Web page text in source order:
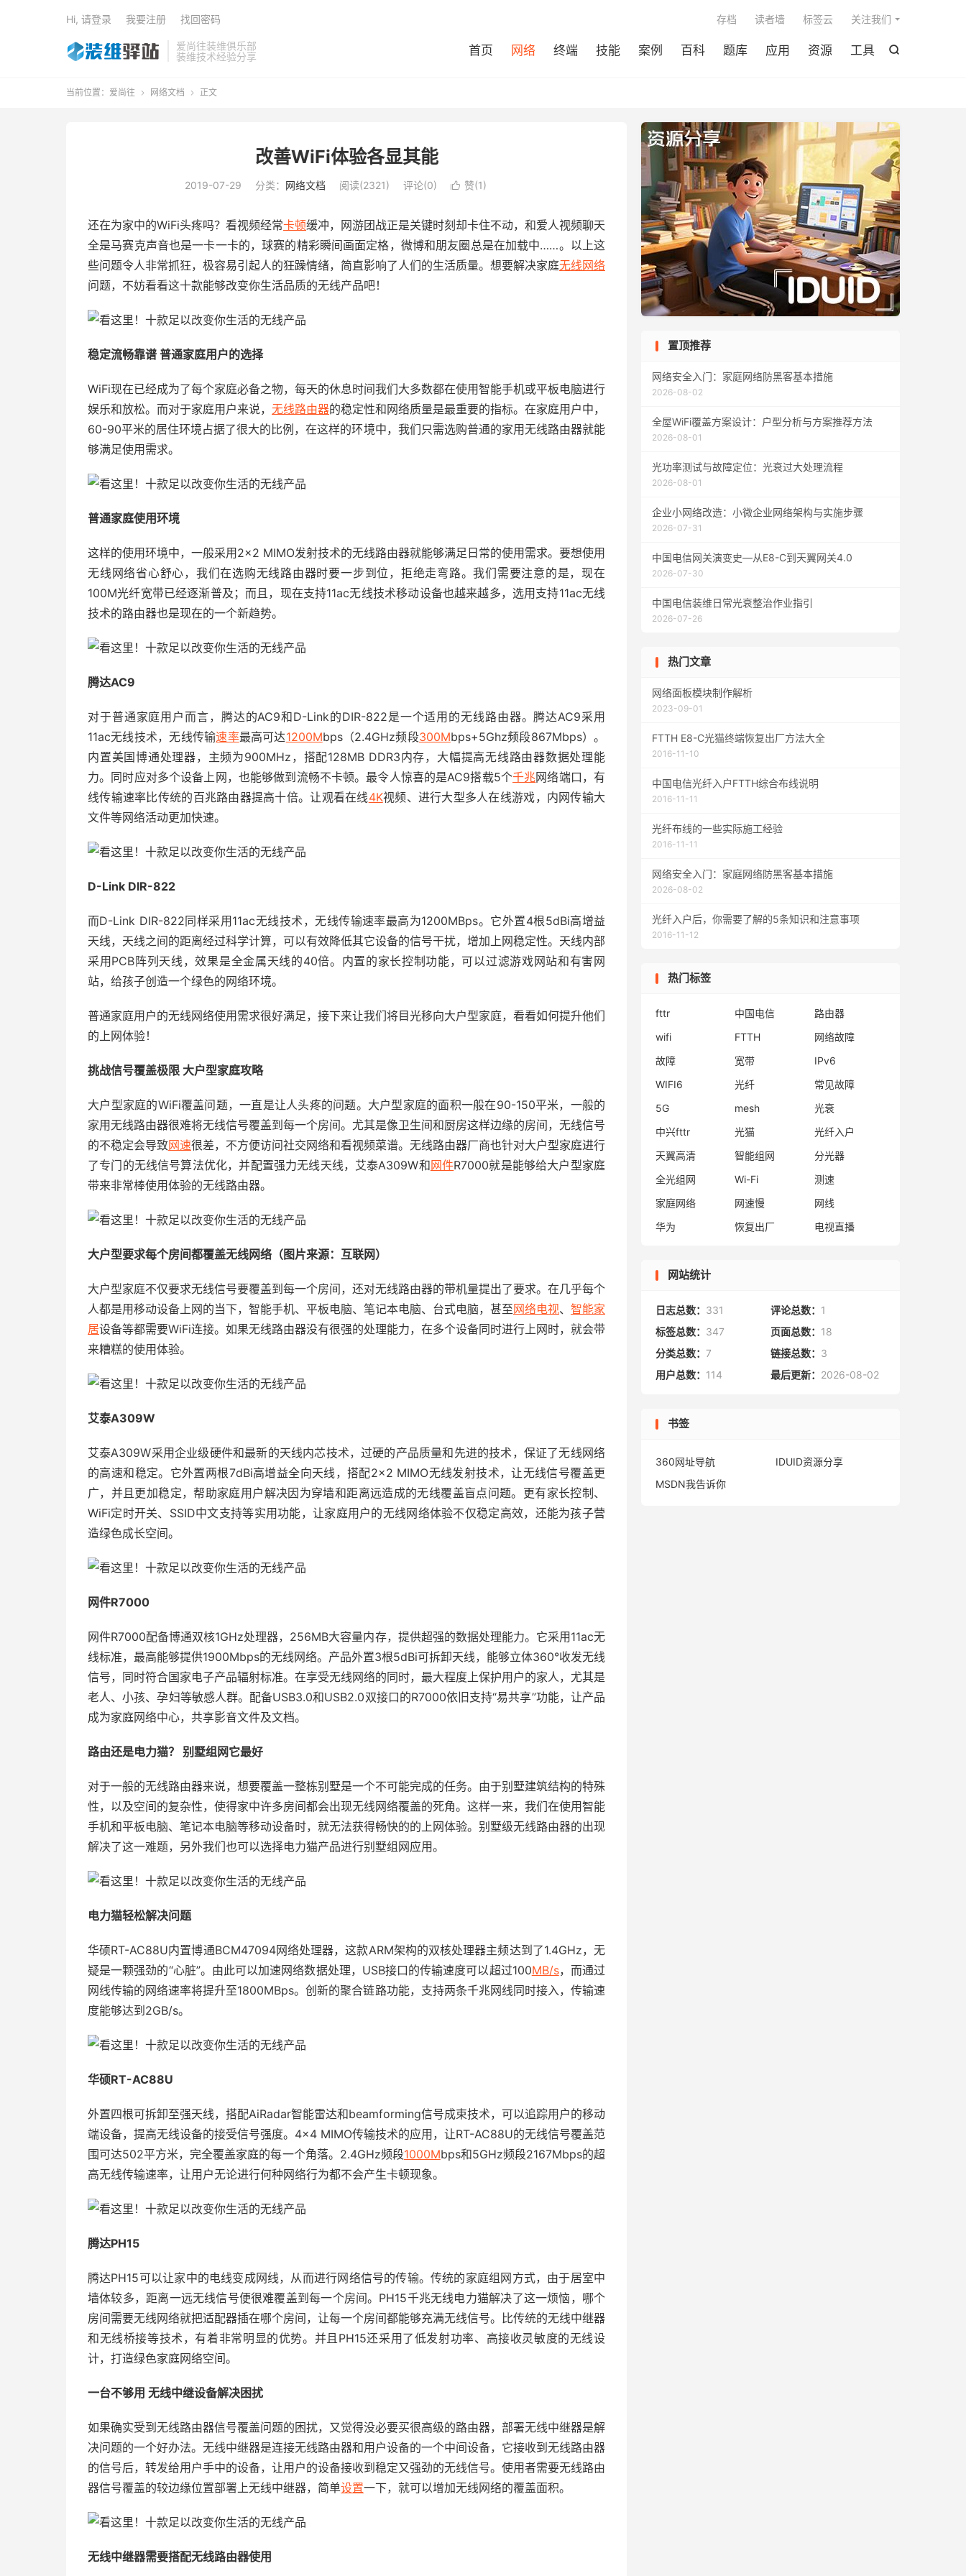
爱尚往装维俱乐部
装维技术经验分享

首页 网络 终端 技能 案例 百科 题库 应用 资源 工具
存档 读者墙 标签云 关注我们
Hi, 请登录 我要注册 找回密码
当前位置： 爱尚往  网络文档  正文
改善WiFi体验各显其能
2019-07-29 分类： 网络文档 阅读(2321) 评论(0)  赞(1)
还在为家中的WiFi头疼吗？看视频经常卡顿缓冲，网游团战正是关键时刻却卡住不动，和爱人视频聊天
全是马赛克声音也是一卡一卡的，球赛的精彩瞬间画面定格，微博和朋友圈总是在加载中……。以上这
些问题令人非常抓狂，极容易引起人的狂躁情绪，简直影响了人们的生活质量。想要解决家庭无线网络
问题，不妨看看这十款能够改变你生活品质的无线产品吧！
稳定流畅靠谱 普通家庭用户的选择
WiFi现在已经成为了每个家庭必备之物，每天的休息时间我们大多数都在使用智能手机或平板电脑进行
娱乐和放松。而对于家庭用户来说， 无线路由器的稳定性和网络质量是最重要的指标。在家庭用户中，
60-90平米的居住环境占据了很大的比例，在这样的环境中，我们只需选购普通的家用无线路由器就能
够满足使用需求。
普通家庭使用环境
这样的使用环境中，一般采用2×2 MIMO发射技术的无线路由器就能够满足日常的使用需求。要想使用
无线网络省心舒心，我们在选购无线路由器时要一步到位，拒绝走弯路。我们需要注意的是，现在
100M光纤宽带已经逐渐普及；而且，现在支持11ac无线技术移动设备也越来越多，选用支持11ac无线
技术的路由器也是现在的一个新趋势。
腾达AC9
对于普通家庭用户而言，腾达的AC9和D-Link的DIR-822是一个适用的无线路由器。腾达AC9采用
11ac无线技术，无线传输速率最高可达1200Mbps（2.4GHz频段300Mbps+5Ghz频段867Mbps）。
内置美国博通处理器，主频为900MHz，搭配128MB DDR3内存，大幅提高无线路由器数据处理能
力。同时应对多个设备上网，也能够做到流畅不卡顿。最令人惊喜的是AC9搭载5个千兆网络端口，有
线传输速率比传统的百兆路由器提高十倍。让观看在线4K视频、进行大型多人在线游戏，内网传输大
文件等网络活动更加快速。
D-Link DIR-822
而D-Link DIR-822同样采用11ac无线技术，无线传输速率最高为1200MBps。它外置4根5dBi高增益
天线，天线之间的距离经过科学计算，可以有效降低其它设备的信号干扰，增加上网稳定性。天线内部
采用PCB阵列天线，效果是全金属天线的40倍。内置的家长控制功能，可以过滤游戏网站和有害网
站，给孩子创造一个绿色的网络环境。
普通家庭用户的无线网络使用需求很好满足，接下来让我们将目光移向大户型家庭，看看如何提升他们
的上网体验！
挑战信号覆盖极限 大户型家庭攻略
大户型家庭的WiFi覆盖问题，一直是让人头疼的问题。大户型家庭的面积一般在90-150平米，一般的
家用无线路由器很难将无线信号覆盖到每一个房间。尤其是像卫生间和厨房这样边缘的房间，无线信号
的不稳定会导致网速很差，不方便访问社交网络和看视频菜谱。无线路由器厂商也针对大户型家庭进行
了专门的无线信号算法优化，并配置强力无线天线，艾泰A309W和网件R7000就是能够给大户型家庭
带来非常棒使用体验的无线路由器。
大户型要求每个房间都覆盖无线网络（图片来源：互联网）
大户型家庭不仅要求无线信号要覆盖到每一个房间，还对无线路由器的带机量提出了要求。在几乎每个
人都是用移动设备上网的当下，智能手机、平板电脑、笔记本电脑、台式电脑，甚至网络电视、 智能家
居设备等都需要WiFi连接。如果无线路由器没有很强的处理能力，在多个设备同时进行上网时，就会带
来糟糕的使用体验。
艾泰A309W
艾泰A309W采用企业级硬件和最新的天线内芯技术，过硬的产品质量和先进的技术，保证了无线网络
的高速和稳定。它外置两根7dBi高增益全向天线，搭配2×2 MIMO无线发射技术，让无线信号覆盖更
广，并且更加稳定，帮助家庭用户解决因为穿墙和距离远造成的无线覆盖盲点问题。更有家长控制、
WiFi定时开关、SSID中文支持等实用功能，让家庭用户的无线网络体验不仅稳定高效，还能为孩子营
造绿色成长空间。
网件R7000
网件R7000配备博通双核1GHz处理器，256MB大容量内存，提供超强的数据处理能力。它采用11ac无
线标准，最高能够提供1900Mbps的无线网络。产品外置3根5dBi可拆卸天线，能够立体360°收发无线
信号，同时符合国家电子产品辐射标准。在享受无线网络的同时，最大程度上保护用户的家人，尤其是
老人、小孩、孕妇等敏感人群。配备USB3.0和USB2.0双接口的R7000依旧支持“易共享”功能，让产品
成为家庭网络中心，共享影音文件及文档。
路由还是电力猫？ 别墅组网它最好
对于一般的无线路由器来说，想要覆盖一整栋别墅是一个不可能完成的任务。由于别墅建筑结构的特殊
性，以及空间的复杂性，使得家中许多房间都会出现无线网络覆盖的死角。这样一来，我们在使用智能
手机和平板电脑、笔记本电脑等移动设备时，就无法获得畅快的的上网体验。别墅级无线路由器的出现
解决了这一难题，另外我们也可以选择电力猫产品进行别墅组网应用。
电力猫轻松解决问题
华硕RT-AC88U内置博通BCM47094网络处理器，这款ARM架构的双核处理器主频达到了1.4GHz，无
疑是一颗强劲的“心脏”。由此可以加速网络数据处理，USB接口的传输速度可以超过100MB/s，而通过
网线传输的网络速率将提升至1800MBps。创新的聚合链路功能，支持两条千兆网线同时接入，传输速
度能够达到2GB/s。
华硕RT-AC88U
外置四根可拆卸至强天线，搭配AiRadar智能雷达和beamforming信号成束技术，可以追踪用户的移动
端设备，提高无线设备的接受信号强度。4×4 MIMO传输技术的应用，让RT-AC88U的无线信号覆盖范
围可达502平方米，完全覆盖家庭的每一个角落。2.4GHz频段1000Mbps和5GHz频段2167Mbps的超
高无线传输速率，让用户无论进行何种网络行为都不会产生卡顿现象。
腾达PH15
腾达PH15可以让家中的电线变成网线，从而进行网络信号的传输。传统的家庭组网方式，由于居室中
墙体较多，距离一远无线信号便很难覆盖到每一个房间。PH15千兆无线电力猫解决了这一烦恼，哪个
房间需要无线网络就把适配器插在哪个房间，让每一个房间都能够充满无线信号。比传统的无线中继器
和无线桥接等技术，有着非常明显的优势。并且PH15还采用了低发射功率、高接收灵敏度的无线设
计，打造绿色家庭网络空间。
一台不够用 无线中继设备解决困扰
如果确实受到无线路由器信号覆盖问题的困扰，又觉得没必要买很高级的路由器，部署无线中继器是解
决问题的一个好办法。无线中继器是连接无线路由器和用户设备的一个中间设备，它接收到无线路由器
的信号后，转发给用户手中的设备，让用户的设备接收到稳定又强劲的无线信号。使用者需要无线路由
器信号覆盖的较边缘位置部署上无线中继器，简单设置一下，就可以增加无线网络的覆盖面积。
无线中继器需要搭配无线路由器使用
置顶推荐
网络安全入门：家庭网络防黑客基本措施
2026-08-02
全屋WiFi覆盖方案设计：户型分析与方案推荐方法
2026-08-01
光功率测试与故障定位：光衰过大处理流程
2026-08-01
企业小网络改造：小微企业网络架构与实施步骤
2026-07-31
中国电信网关演变史—从E8-C到天翼网关4.0
2026-07-30
中国电信装维日常光衰整治作业指引
2026-07-26
热门文章
网络面板模块制作解析
2023-09-01
FTTH E8-C光猫终端恢复出厂方法大全
2016-11-10
中国电信光纤入户FTTH综合布线说明
2016-11-11
光纤布线的一些实际施工经验
2016-11-11
网络安全入门：家庭网络防黑客基本措施
2026-08-02
光纤入户后，你需要了解的5条知识和注意事项
2016-11-12
热门标签
fttr 中国电信
路由器
wifi
FTTH
网络故障
故障
宽带
IPv6
WIFI6
光纤
常见故障
5G
mesh
光衰
中兴fttr
光猫
光纤入户
天翼高清
智能组网
分光器
全光组网
Wi-Fi
测速
家庭网络
网速慢
网线
华为
恢复出厂 电视直播
网站统计
日志总数： 331 评论总数： 1
标签总数： 347 页面总数： 18
分类总数： 7 链接总数： 3
用户总数： 114 最后更新： 2026-08-02
书签
360网址导航
IDUID资源分享
MSDN我告诉你